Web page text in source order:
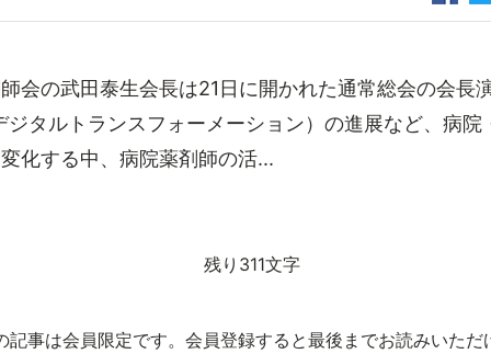
会の武田泰生会長は21日に開かれた通常総会の会長
ジタルトランスフォーメーション）の進展など、病院
化する中、病院薬剤師の活...
残り311文字
記事は会員限定です。会員登録すると最後までお読みいただ